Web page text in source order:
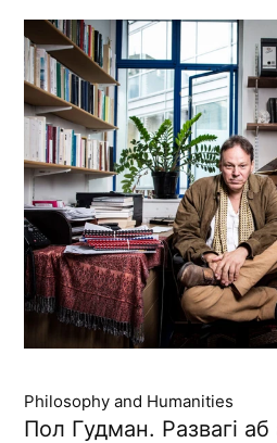
Philosophy and Humanities
Пол Гудман. Развагі аб